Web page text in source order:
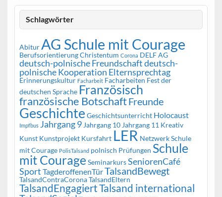
Schlagwörter
AbiturAG Schule mit Courage
BerufsorientierungChristentum Corona DELF AG
deutsch-polnische Freundschaftdeutsch-
polnische Kooperation Elternsprechtag
Erinnerungskultur Facharbeit Facharbeiten Fest der
deutschen Sprache Französisch
französische BotschaftFreunde
Geschichte Geschichtsunterricht Holocaust
Impfbus Jahrgang 9 Jahrgang 10 Jahrgang 11 Kreativ
Kunst Kunstprojekt Kursfahrt LER Netzwerk Schule
mit Courage PolisTalsand polnisch Prüfungen Schule
mit Courage SeminarkursSeniorenCafé
Sport TagderoffenenTürTalsandBewegt
TalsandContraCoronaTalsandEltern
TalsandEngagiertTalsand international